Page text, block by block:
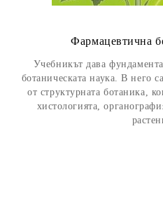
Фармацевтична
Учебникът дава
ботаническата наука. В него
от структурната ботаника,
хистологията,